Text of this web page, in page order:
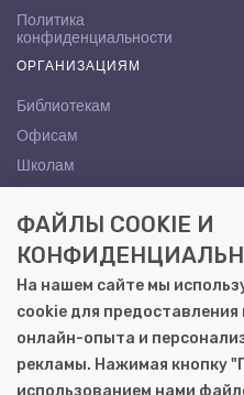
Политика
конфиденциальности
ОРГАНИЗАЦИЯМ
Библиотекам
Офисам
Школам
КОНТАКТЫ
Саратов, ул. Осипова, 10А
+7 (8452) 72-65-65
gemera@moya-kniga.ru
ФАЙЛЫ COOKIE И
На нашем сайте мы
cookie для
онлайн-опыта и
рекламы. Нажимая кнопку
использованием нами